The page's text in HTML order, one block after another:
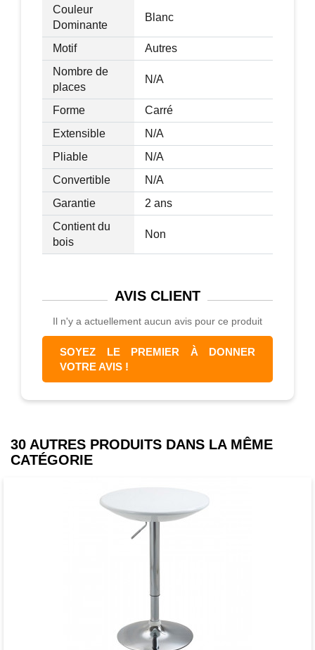
Couleur
Dominante
Blanc
Motif
Autres
Nombre de
places
N/A
Forme
Carré
Extensible
N/A
Pliable
N/A
Convertible
N/A
Garantie
2 ans
Contient du
bois
Non
AVIS CLIENT
Il n'y a actuellement aucun avis pour ce produit
SOYEZ LE PREMIER À DONNER
VOTRE AVIS !
30 AUTRES PRODUITS DANS LA MÊME
CATÉGORIE